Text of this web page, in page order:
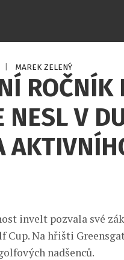
MAREK ZELENÝ
ROČNÍK
NESL V
invelt pozvala své
Na hřišti
nadšenců.